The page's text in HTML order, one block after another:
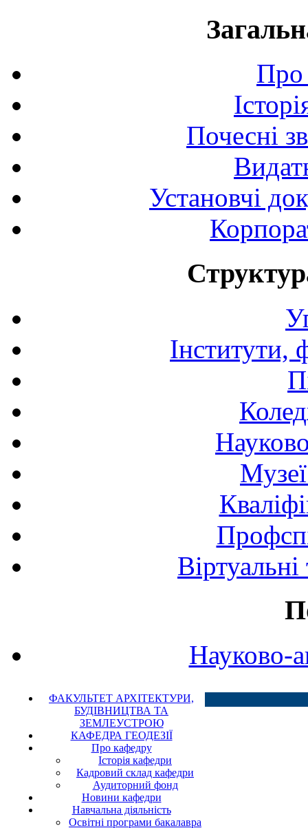
Про
Почесні
Установчі
Інститути,
Науково-
ФАКУЛЬТЕТ АРХІТЕКТУРИ,
БУДІВНИЦТВА ТА
ЗЕМЛЕУСТРОЮ
КАФЕДРА ГЕОДЕЗІЇ
Про кафедру
Історія кафедри
Кадровий склад кафедри
Аудиторний фонд
Новини кафедри
Навчальна діяльність
Освітні програми бакалавра